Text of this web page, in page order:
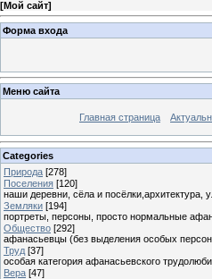
[Мой сайт]
Форма входа
Меню сайта
Главная страница
Categories
Природа [278]
Поселения [120]
наши деревни, сёла и посёлки,архитектура,
Земляки [194]
портреты, персоны, просто нормальные
Общество [292]
афанасьевцы (без выделения особых
Труд [37]
особая категория афанасьевского
Вера [47]